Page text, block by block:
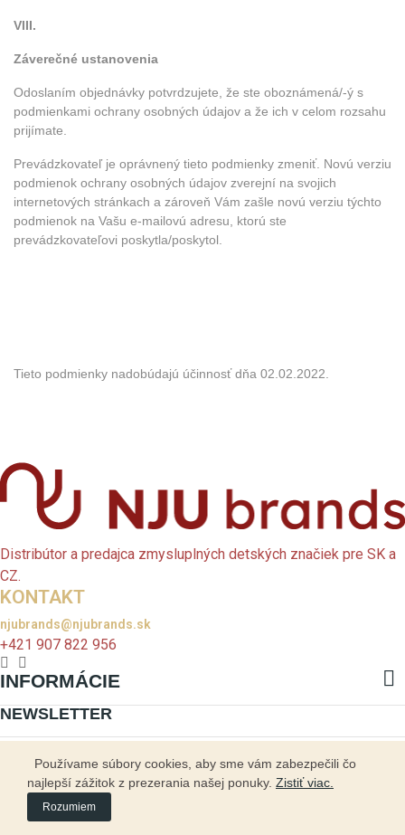
VIII.
Záverečné ustanovenia
Odoslaním objednávky potvrdzujete, že ste oboznámená/-ý s
podmienkami ochrany osobných údajov a že ich v celom rozsahu
prijímate.
Prevádzkovateľ je oprávnený tieto podmienky zmeniť. Novú verziu
podmienok ochrany osobných údajov zverejní na svojich
internetových stránkach a zároveň Vám zašle novú verziu týchto
podmienok na Vašu e-mailovú adresu, ktorú ste
prevádzkovateľovi poskytla/poskytol.
Tieto podmienky nadobúdajú účinnosť dňa 02.02.2022.
Distribútor a predajca zmysluplných detských značiek pre SK a
CZ.
KONTAKT
njubrands@njubrands.sk
+421 907 822 956
INFORMÁCIE 
NEWSLETTER
objednávku! *
* Kliknutím na „ODOBERAŤ“ súhlasím s prijímaním newslettra a spracovaním
Používame súbory cookies, aby sme vám zabezpečili čo
najlepší zážitok z prezerania našej ponuky. Zistiť viac.
Rozumiem